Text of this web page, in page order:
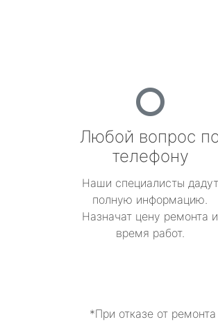
Любой вопрос
телефону
Наши специалисты дадут
полную информацию.
Назначат цену ремонта и
время работ.
*При отказе от